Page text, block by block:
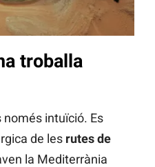
troballa
només intuïció. Es
de les rutes de
la Mediterrània